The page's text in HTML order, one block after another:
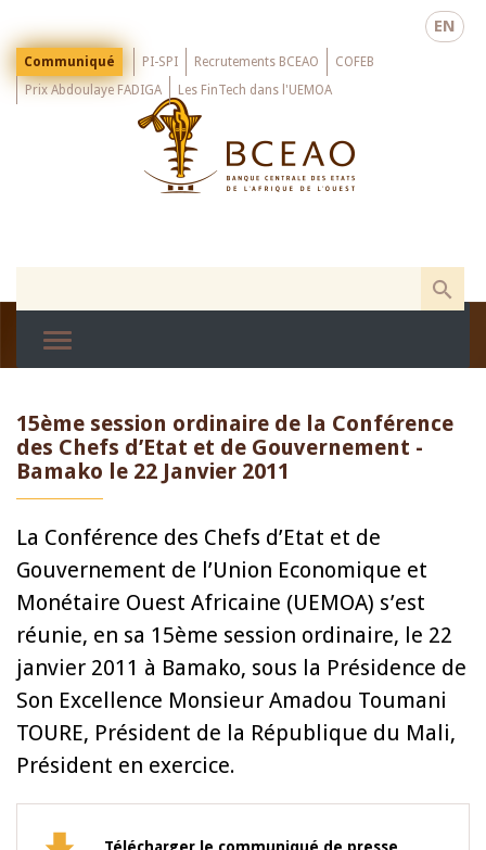
main
EN
Menu
Top
Communiqué PI-SPI Recrutements BCEAO
COFEB
Prix Abdoulaye FADIGA
Les FinTech dans l'UEMOA
15ème session ordinaire de la Conférence
des Chefs d’Etat et de Gouvernement -
Bamako le 22 Janvier 2011
La Conférence des Chefs d’Etat et de
Gouvernement de l’Union Economique et
Monétaire Ouest Africaine (UEMOA) s’est
réunie, en sa 15ème session ordinaire, le 22
janvier 2011 à Bamako, sous la Présidence de
Son Excellence Monsieur Amadou Toumani
TOURE, Président de la République du Mali,
Président en exercice.